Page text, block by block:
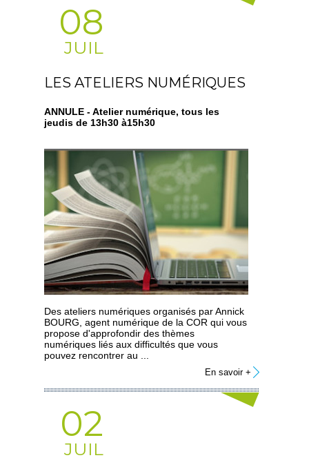
08
JUIL
LES ATELIERS NUMÉRIQUES
ANNULE - Atelier numérique, tous les
jeudis de 13h30 à15h30
Des ateliers numériques organisés par Annick
BOURG, agent numérique de la COR qui vous
propose d'approfondir des thèmes
numériques liés aux difficultés que vous
pouvez rencontrer au ...
En savoir +
02
JUIL